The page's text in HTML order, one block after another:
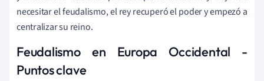
necesitar el feudalismo, el rey recuperó el poder y empezó a
centralizar su reino.
Feudalismo en Europa Occidental -
Puntos clave